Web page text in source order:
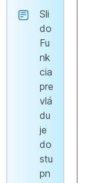
Sli
do
Fu
nk
cia
pre
vlá
du
je
do
stu
pn